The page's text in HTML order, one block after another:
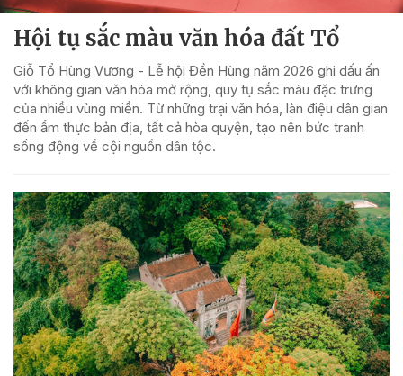
Hội tụ sắc màu văn hóa đất Tổ
Giỗ Tổ Hùng Vương - Lễ hội Đền Hùng năm 2026 ghi dấu ấn
với không gian văn hóa mở rộng, quy tụ sắc màu đặc trưng
của nhiều vùng miền. Từ những trại văn hóa, làn điệu dân gian
đến ẩm thực bản địa, tất cả hòa quyện, tạo nên bức tranh
sống động về cội nguồn dân tộc.